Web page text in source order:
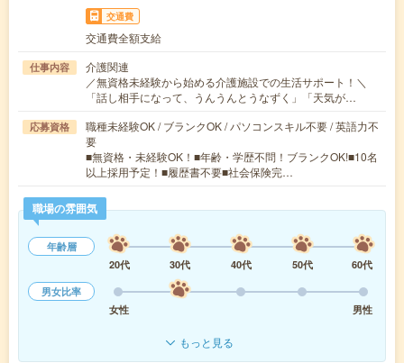
交通費
交通費全額支給
仕事内容
介護関連
／無資格未経験から始める介護施設での生活サポート！＼
「話し相手になって、うんうんとうなずく」「天気が…
応募資格
職種未経験OK / ブランクOK / パソコンスキル不要 / 英語力不
要
■無資格・未経験OK！■年齢・学歴不問！ブランクOK!■10名
以上採用予定！■履歴書不要■社会保険完…
職場の雰囲気
年齢層
20代
30代 40代 50代
60代
男女比率
女性
男性
もっと見る